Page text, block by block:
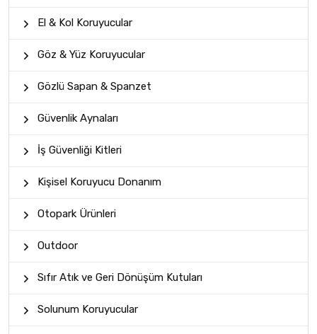
El & Kol Koruyucular
Göz & Yüz Koruyucular
Gözlü Sapan & Spanzet
Güvenlik Aynaları
İş Güvenliği Kitleri
Kişisel Koruyucu Donanım
Otopark Ürünleri
Outdoor
Sıfır Atık ve Geri Dönüşüm Kutuları
Solunum Koruyucular